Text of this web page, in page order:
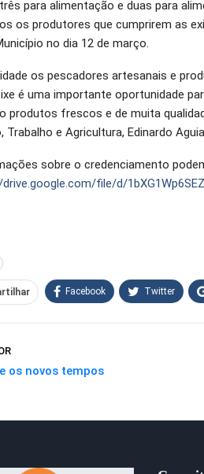
para alimentação e duas para
os produtores que cumprirem as
no dia 12 de março.
os pescadores artesanais e
é uma importante oportunidade
produtos frescos e de muita
Trabalho e Agricultura, Edinardo
sobre o credenciamento
file/d/
Facebook Twitter
os novos tempos